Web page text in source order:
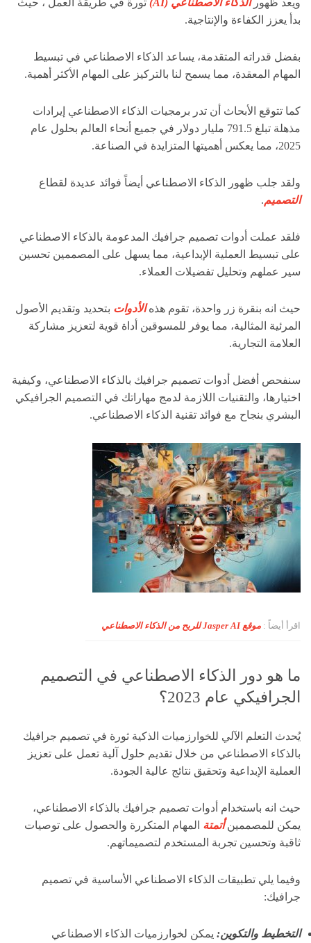
ويعد ظهورالذكاء الاصطناعي (AI)
ثورة في طريقة العمل ، حيث
بدأ يعزز الكفاءة والإنتاجية.
بفضل قدراته المتقدمة، يساعد الذكاء الاصطناعي في تبسيط
المهام المعقدة، مما يسمح لنا بالتركيز على المهام الأكثر أهمية.
كما تتوقع الأبحاث أن تدر برمجيات الذكاء الاصطناعي إيرادات
مذهلة تبلغ 791.5 مليار دولار في جميع أنحاء العالم بحلول عام
2025، مما يعكس أهميتها المتزايدة في الصناعة.
ولقد جلب ظهور الذكاء الاصطناعي أيضاً فوائد عديدة لقطاع
التصميم.
فلقد عملت أدوات تصميم جرافيك المدعومة بالذكاء الاصطناعي
على تبسيط العملية الإبداعية، مما يسهل على المصممين تحسين
سير عملهم وتحليل تفضيلات العملاء.
حيث انه بنقرة زر واحدة، تقوم هذهالأدوات بتحديد وتقديم الأصول
المرئية المثالية، مما يوفر للمسوقين أداة قوية لتعزيز مشاركة
العلامة التجارية.
سنفحص أفضل أدوات تصميم جرافيك بالذكاء الاصطناعي، وكيفية
اختيارها، والتقنيات اللازمة لدمج مهاراتك في التصميم الجرافيكي
البشري بنجاح مع فوائد تقنية الذكاء الاصطناعي.
اقرأ أيضاً : موقع Jasper AI للربح من الذكاء الاصطناعي
ما هو دور الذكاء الاصطناعي في التصميم
الجرافيكي عام 2023؟
يُحدث التعلم الآلي للخوارزميات الذكية ثورة في تصميم جرافيك
بالذكاء الاصطناعي من خلال تقديم حلول آلية تعمل على تعزيز
العملية الإبداعية وتحقيق نتائج عالية الجودة.
حيث انه باستخدام أدوات تصميم جرافيك بالذكاء الاصطناعي،
يمكن للمصممينأتمتة المهام المتكررة والحصول على توصيات
ثاقبة وتحسين تجربة المستخدم لتصميماتهم.
وفيما يلي تطبيقات الذكاء الاصطناعي الأساسية في تصميم
جرافيك:
التخطيط والتكوين: يمكن لخوارزميات الذكاء الاصطناعي